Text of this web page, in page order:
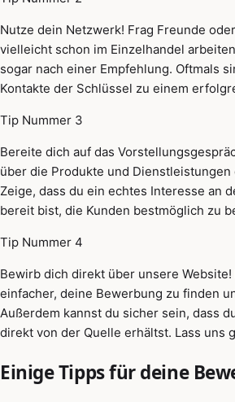
Nutze dein Netzwerk! Frag Freunde
vielleicht schon im Einzelhandel
sogar nach einer Empfehlung. Oftmals
Kontakte der Schlüssel zu einem
Tip Nummer 3
Bereite dich auf das
über die Produkte und Dienstleistungen
Zeige, dass du ein echtes Interesse an
bereit bist, die Kunden bestmöglich zu
Tip Nummer 4
Bewirb dich direkt über unsere Website!
einfacher, deine Bewerbung zu finden
Außerdem kannst du sicher sein, dass
direkt von der Quelle erhältst. Lass uns
Einige Tipps für deine